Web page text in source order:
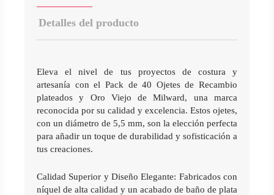
Detalles del producto
Eleva el nivel de tus proyectos de costura y
artesanía con el Pack de 40 Ojetes de Recambio
plateados y Oro Viejo de Milward, una marca
reconocida por su calidad y excelencia. Estos ojetes,
con un diámetro de 5,5 mm, son la elección perfecta
para añadir un toque de durabilidad y sofisticación a
tus creaciones.
Calidad Superior y Diseño Elegante: Fabricados con
níquel de alta calidad y un acabado de baño de plata